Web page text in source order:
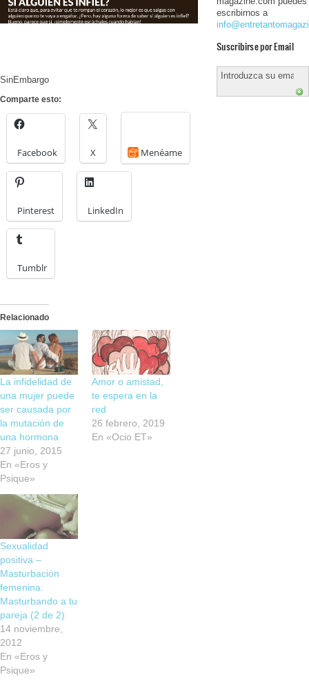
SinEmbargo
Comparte esto:
Facebook X Menéame
Pinterest LinkedIn
Tumblr
Relacionado
La infidelidad de
una mujer puede
ser causada por
la mutación de
una hormona
27 junio, 2015
En «Eros y
Psique»
Amor o amistad,
te espera en la
red
26 febrero, 2019
En «Ocio ET»
Sexualidad
positiva –
Masturbación
femenina:
Masturbando a tu
pareja (2 de 2)
14 noviembre,
2012
En «Eros y
Psique»
escribirnos a
Suscribirse por Email